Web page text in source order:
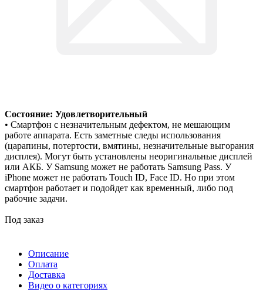
Состояние: Удовлетворительный
• Смартфон с незначительным дефектом, не мешающим
работе аппарата. Есть заметные следы использования
(царапины, потертости, вмятины, незначительные выгорания
дисплея). Могут быть установлены неоригинальные дисплей
или АКБ. У Samsung может не работать Samsung Pass. У
iPhone может не работать Touch ID, Face ID. Но при этом
смартфон работает и подойдет как временный, либо под
рабочие задачи.
Под заказ
Описание
Оплата
Доставка
Видео о категориях